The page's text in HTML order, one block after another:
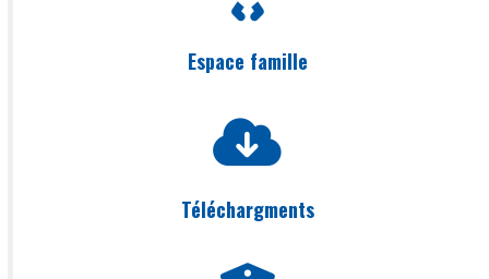
Espace famille
Téléchargments